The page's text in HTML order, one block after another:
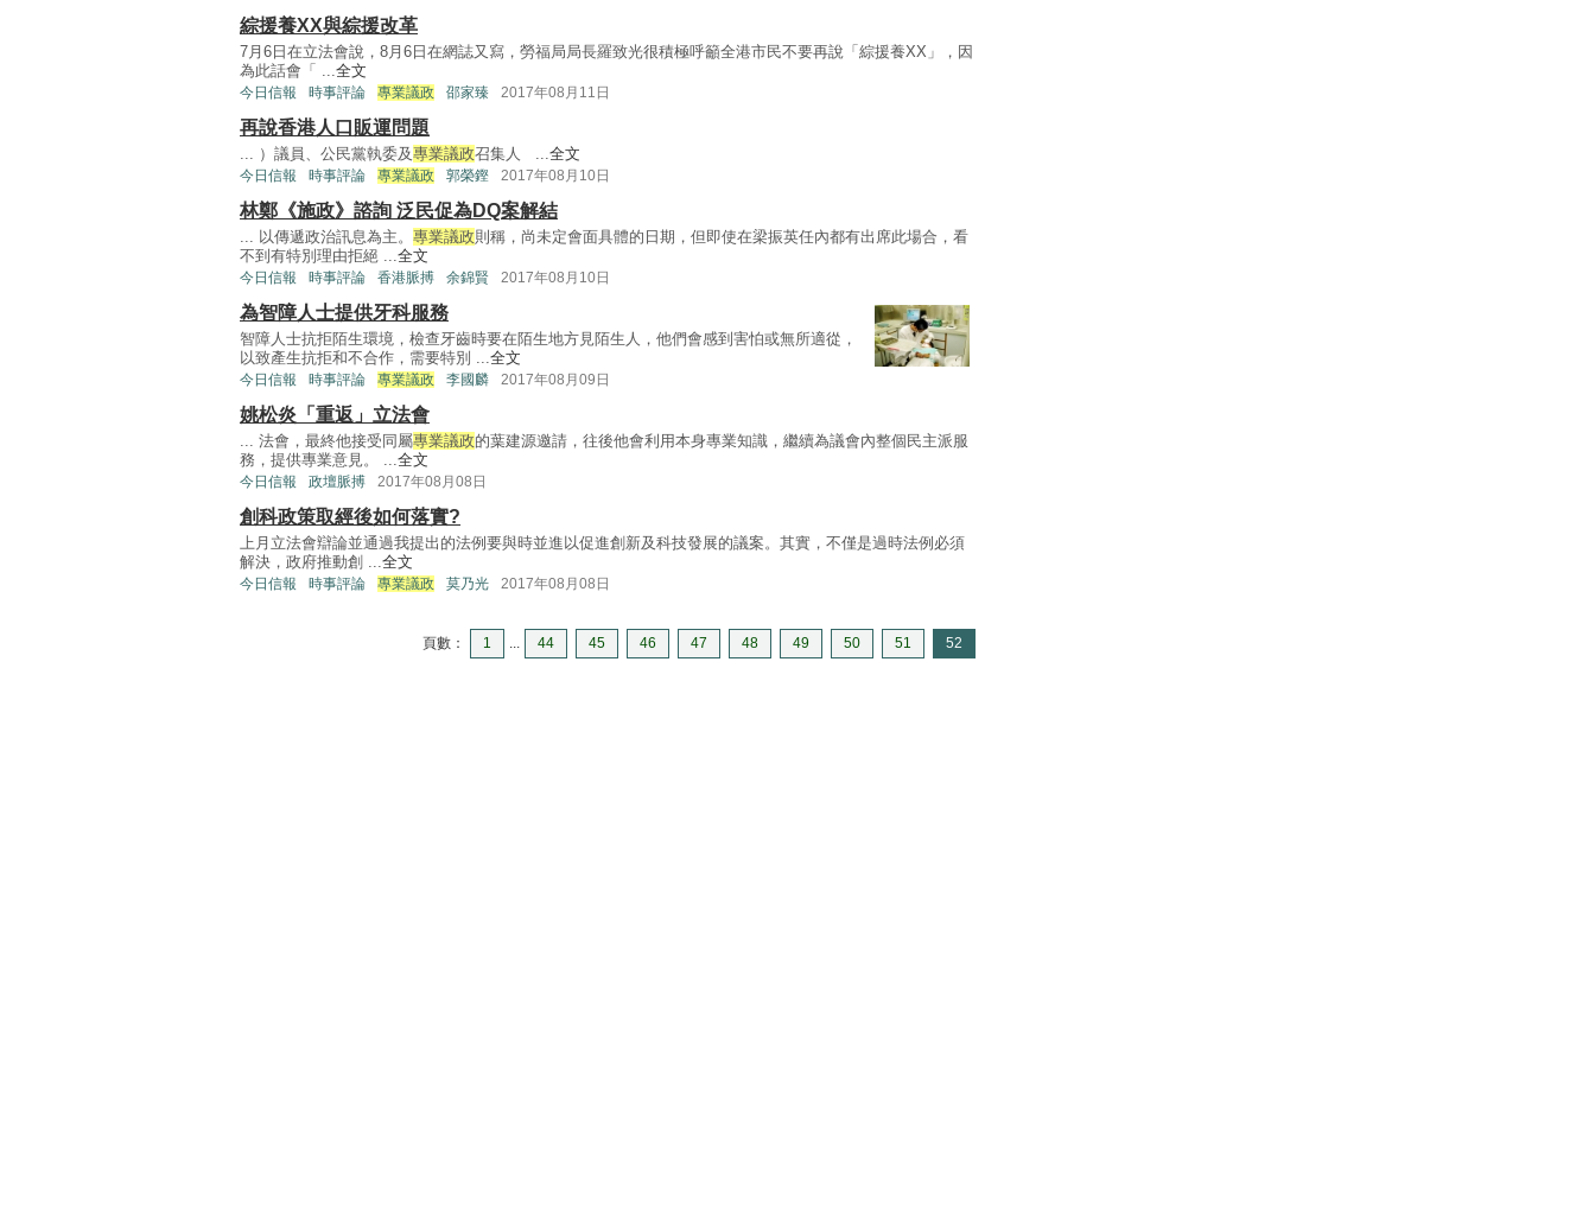
綜援養XX與綜援改革
7月6日在立法會說，8月6日在網誌又寫，勞福局局長羅致光很積極呼籲全港市民不要再說「綜援養XX」，因
為此話會「 ... 全文
今日信報 時事評論 專業議政 邵家臻 2017年08月11日
再說香港人口販運問題
... ）議員、公民黨執委及專業議政召集人 ... 全文
今日信報 時事評論 專業議政 郭榮鏗 2017年08月10日
林鄭《施政》諮詢 泛民促為DQ案解結
... 以傳遞政治訊息為主。 專業議政則稱，尚未定會面具體的日期，但即使在梁振英任內都有出席此場合，看
不到有特別理由拒絕 ... 全文
今日信報 時事評論 香港脈搏 余錦賢 2017年08月10日
為智障人士提供牙科服務
智障人士抗拒陌生環境，檢查牙齒時要在陌生地方見陌生人，他們會感到害怕或無所適從，
以致產生抗拒和不合作，需要特別 ... 全文
今日信報 時事評論 專業議政 李國麟 2017年08月09日
姚松炎「重返」立法會
... 法會，最終他接受同屬專業議政的葉建源邀請，往後他會利用本身專業知識，繼續為議會內整個民主派服
務，提供專業意見。 ... 全文
今日信報 政壇脈搏 2017年08月08日
創科政策取經後如何落實?
上月立法會辯論並通過我提出的法例要與時並進以促進創新及科技發展的議案。其實，不僅是過時法例必須
解決，政府推動創 ... 全文
今日信報 時事評論 專業議政 莫乃光 2017年08月08日
頁數： 1 44 45 46 47 48 49 50 51 52